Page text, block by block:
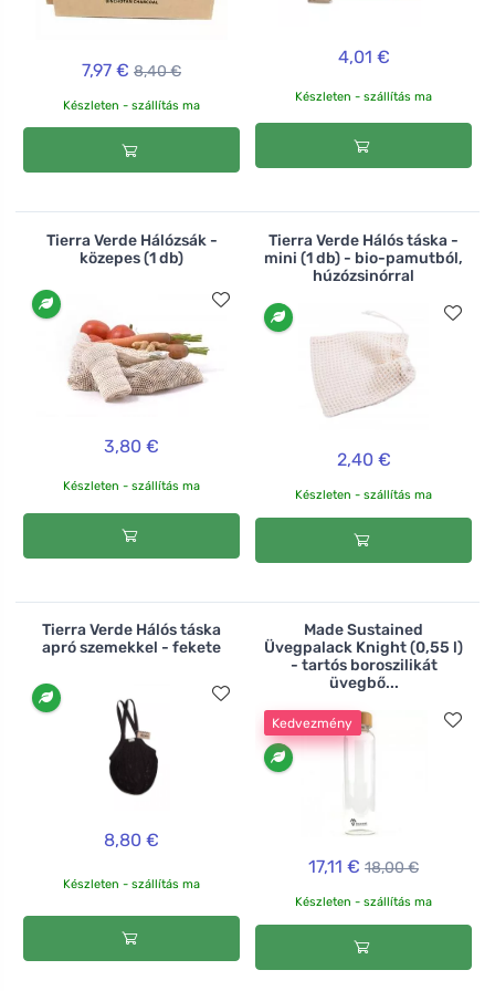
7,97 € 8,40 €
Készleten - szállítás ma
4,01 €
Készleten - szállítás ma
Tierra Verde Hálózsák -
közepes (1 db)
3,80 €
Készleten - szállítás ma
Tierra Verde Hálós táska -
mini (1 db) - bio-pamutból,
húzózsinórral
2,40 €
Készleten - szállítás ma
Tierra Verde Hálós táska
apró szemekkel - fekete
8,80 €
Készleten - szállítás ma
Made Sustained
Üvegpalack Knight (0,55 l)
- tartós boroszilikát
üvegbő...
Kedvezmény
17,11 € 18,00 €
Készleten - szállítás ma